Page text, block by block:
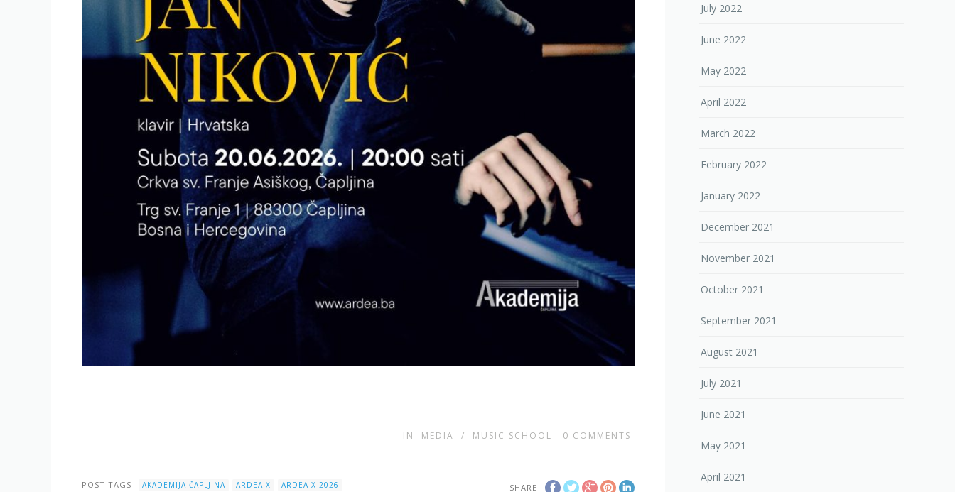
IN MEDIA / MUSIC SCHOOL 0 COMMENTS
SHARE
POST TAGS AKADEMIJA ČAPLJINA ARDEA X ARDEA X 2026
July 2022
June 2022
May 2022
April 2022
March 2022
February 2022
January 2022
December 2021
November 2021
October 2021
September 2021
August 2021
July 2021
June 2021
May 2021
April 2021